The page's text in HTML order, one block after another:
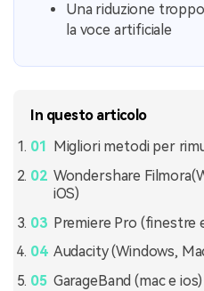
Una riduzione
la voce artificiale
In questo articolo
Migliori metodi per
Wondershare
iOS)
Premiere Pro (finestre
Audacity (Windows,
GarageBand (mac e ios)